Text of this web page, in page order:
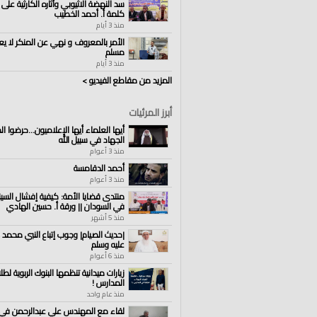
سد النهضة الاثيوبي وآثاره الكارثية
كلمة أ. أحمد الخطيب
منذ 3 أيام
الأمر بالمعروف و نهي عن المنكر لا
مسلم
منذ 3 أيام
المزيد من مقاطع الفيديو >
أبرز المرئيات
أيها العلماء أيها
الجهاد في سبيل الله
منذ 3 أعوام
أحمد الدقامسة
منذ 3 أعوام
منتدى قضايا الأمة: كيفية إفشال
في السودان || ورقة أ. حسين الهادي
منذ 5 أشهر
|حديث الصيام| وجوب إتباع النبي
عليه وسلم
منذ 6 أعوام
زيارات ميدانية تنظمها البنوك الربوية
المدارس !
منذ عام واحد
لقاء مع المهندس علي عبدالرحمن